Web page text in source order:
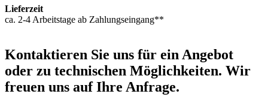
Lieferzeit
ca. 2-4 Arbeitstage ab Zahlungseingang**
Kontaktieren Sie uns für ein Angebot
oder zu technischen Möglichkeiten. Wir
freuen uns auf Ihre Anfrage.